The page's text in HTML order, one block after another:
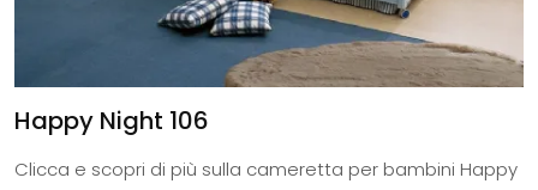
Happy Night 106
Clicca e scopri di più sulla cameretta per bambini Happy